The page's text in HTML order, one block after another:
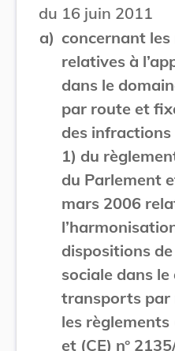
du 16 juin 2011
a) concernant
relatives à
dans le
par route et
des
1) du
du Parlement
mars 2006
dispositions
sociale dans
transports
les règlements
et (CE) n°